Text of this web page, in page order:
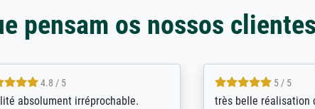
pensam os nossos
5 / 5
bin sehr über die Qualität
4 / 5
De levering door